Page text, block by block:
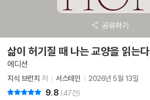
공유하기
삶이 허기질 때 나는 교양을 읽는다
에디션
지식 브런치 저 서스테인 2026년 5월 13일
9.8 (47건)